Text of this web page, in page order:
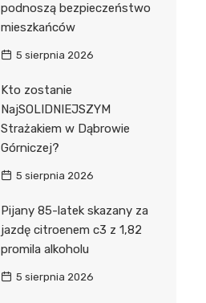
podnoszą bezpieczeństwo
mieszkańców
5 sierpnia 2026
Kto zostanie
NajSOLIDNIEJSZYM
Strażakiem w Dąbrowie
Górniczej?
5 sierpnia 2026
Pijany 85-latek skazany za
jazdę citroenem c3 z 1,82
promila alkoholu
5 sierpnia 2026